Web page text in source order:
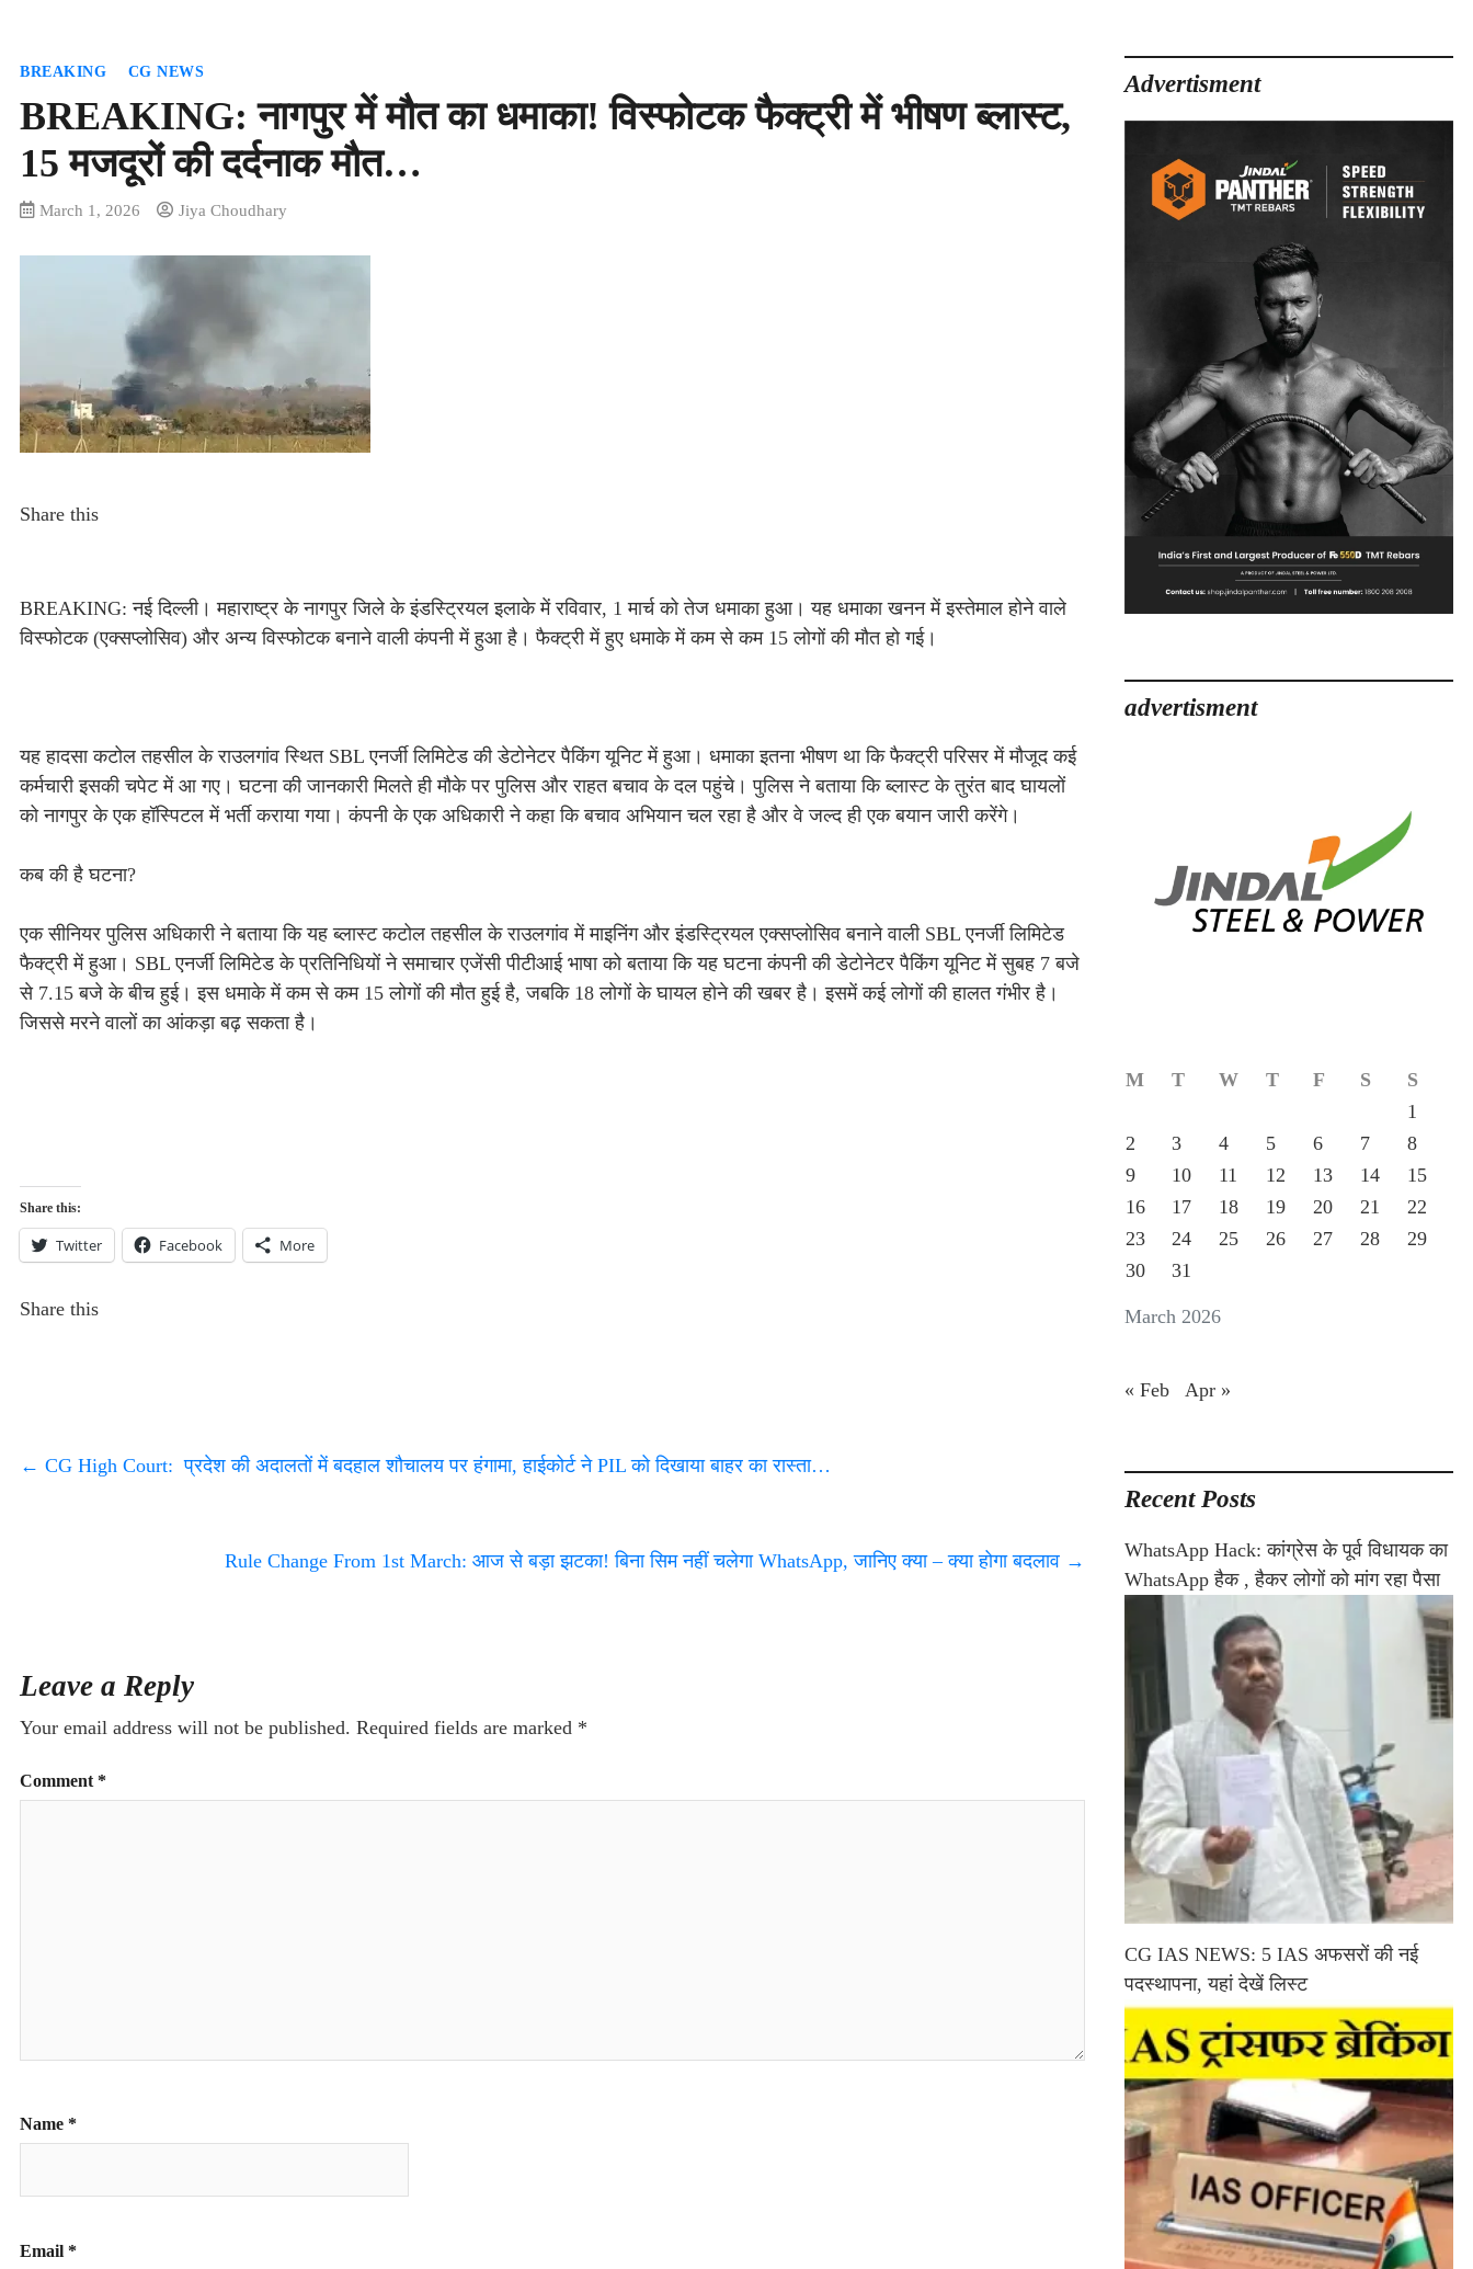
BREAKING CG NEWS
BREAKING: नागपुर में मौत का धमाका! विस्फोटक फैक्ट्री में भीषण ब्लास्ट,
15 मजदूरों की दर्दनाक मौत…
March 1, 2026 Jiya Choudhary
Share this
BREAKING: नई दिल्ली। महाराष्ट्र के नागपुर जिले के इंडस्ट्रियल इलाके में रविवार, 1 मार्च को तेज धमाका हुआ। यह धमाका खनन में इस्तेमाल होने वाले
विस्फोटक (एक्सप्लोसिव) और अन्य विस्फोटक बनाने वाली कंपनी में हुआ है। फैक्ट्री में हुए धमाके में कम से कम 15 लोगों की मौत हो गई।
यह हादसा कटोल तहसील के राउलगांव स्थित SBL एनर्जी लिमिटेड की डेटोनेटर पैकिंग यूनिट में हुआ। धमाका इतना भीषण था कि फैक्ट्री परिसर में मौजूद कई
कर्मचारी इसकी चपेट में आ गए। घटना की जानकारी मिलते ही मौके पर पुलिस और राहत बचाव के दल पहुंचे। पुलिस ने बताया कि ब्लास्ट के तुरंत बाद घायलों
को नागपुर के एक हॉस्पिटल में भर्ती कराया गया। कंपनी के एक अधिकारी ने कहा कि बचाव अभियान चल रहा है और वे जल्द ही एक बयान जारी करेंगे।
कब की है घटना?
एक सीनियर पुलिस अधिकारी ने बताया कि यह ब्लास्ट कटोल तहसील के राउलगांव में माइनिंग और इंडस्ट्रियल एक्सप्लोसिव बनाने वाली SBL एनर्जी लिमिटेड
फैक्ट्री में हुआ। SBL एनर्जी लिमिटेड के प्रतिनिधियों ने समाचार एजेंसी पीटीआई भाषा को बताया कि यह घटना कंपनी की डेटोनेटर पैकिंग यूनिट में सुबह 7 बजे
से 7.15 बजे के बीच हुई। इस धमाके में कम से कम 15 लोगों की मौत हुई है, जबकि 18 लोगों के घायल होने की खबर है। इसमें कई लोगों की हालत गंभीर है।
जिससे मरने वालों का आंकड़ा बढ़ सकता है।
Share this:
Twitter Facebook More
Share this
← CG High Court: प्रदेश की अदालतों में बदहाल शौचालय पर हंगामा, हाईकोर्ट ने PIL को दिखाया बाहर का रास्ता…
Rule Change From 1st March: आज से बड़ा झटका! बिना सिम नहीं चलेगा WhatsApp, जानिए क्या – क्या होगा बदलाव →
Leave a Reply
Your email address will not be published. Required fields are marked *
Comment *
Name *
Email *
Advertisment
advertisment
March 2026
M T W T F S
S
1
2
3 4 5 6 7
8
9
10 11 12 13 14
15
16
17 18 19 20 21
22
23
24 25 26 27 28
29
30
31
« Feb Apr »
Recent Posts
WhatsApp Hack: कांग्रेस के पूर्व विधायक का
WhatsApp हैक , हैकर लोगों को मांग रहा पैसा
CG IAS NEWS: 5 IAS अफसरों की नई
पदस्थापना, यहां देखें लिस्ट